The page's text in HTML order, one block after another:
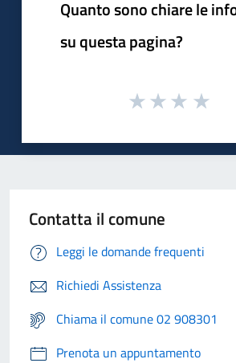
Quanto sono chiare le
su questa pagina?
Contatta il comune
Leggi le domande frequenti
Richiedi Assistenza
Chiama il comune 02 908301
Prenota un appuntamento